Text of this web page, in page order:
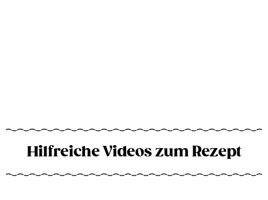
Hilfreiche Videos zum Rezept